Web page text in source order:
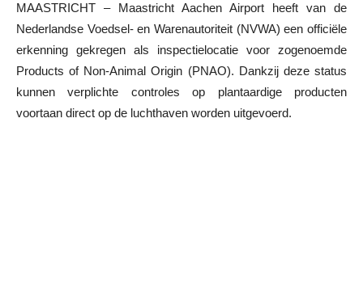
MAASTRICHT – Maastricht Aachen Airport heeft van de
Nederlandse Voedsel- en Warenautoriteit (NVWA) een officiële
erkenning gekregen als inspectielocatie voor zogenoemde
Products of Non-Animal Origin (PNAO). Dankzij deze status
kunnen verplichte controles op plantaardige producten
voortaan direct op de luchthaven worden uitgevoerd.